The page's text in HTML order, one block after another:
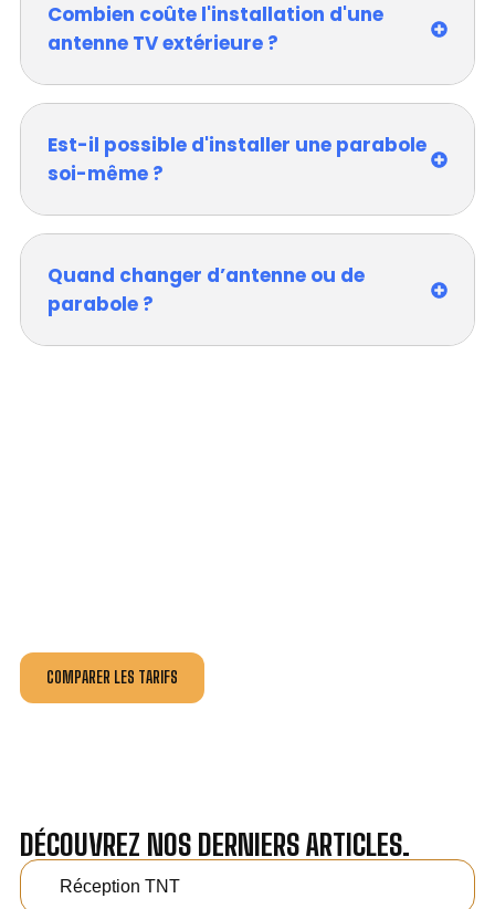
Combien coûte l'installation d'une
antenne TV extérieure ?
Est-il possible d'installer une parabole
soi-même ?
Quand changer d’antenne ou de
parabole ?
COMPARER LES TARIFS
DÉCOUVREZ NOS DERNIERS ARTICLES.
Réception TNT